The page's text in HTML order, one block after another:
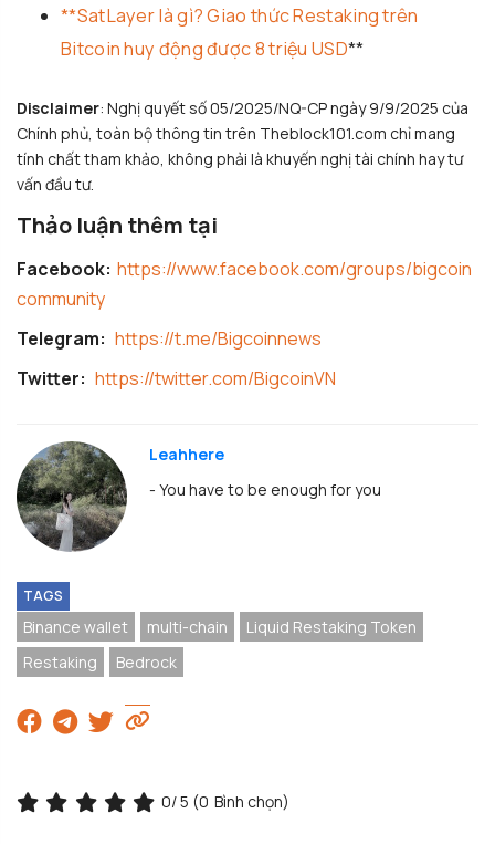
**SatLayer là gì? Giao thức Restaking trên
Bitcoin huy động được 8 triệu USD**
Disclaimer: Nghị quyết số 05/2025/NQ-CP ngày 9/9/2025 của
Chính phủ, toàn bộ thông tin trên Theblock101.com chỉ mang
tính chất tham khảo, không phải là khuyến nghị tài chính hay tư
vấn đầu tư.
Thảo luận thêm tại
Facebook: https://www.facebook.com/groups/bigcoin
community
Telegram: https://t.me/Bigcoinnews
Twitter: https://twitter.com/BigcoinVN
Leahhere
- You have to be enough for you
TAGS
Binance wallet multi-chain
Liquid Restaking Token
Restaking
Bedrock
0/ 5 (0 Bình chọn)